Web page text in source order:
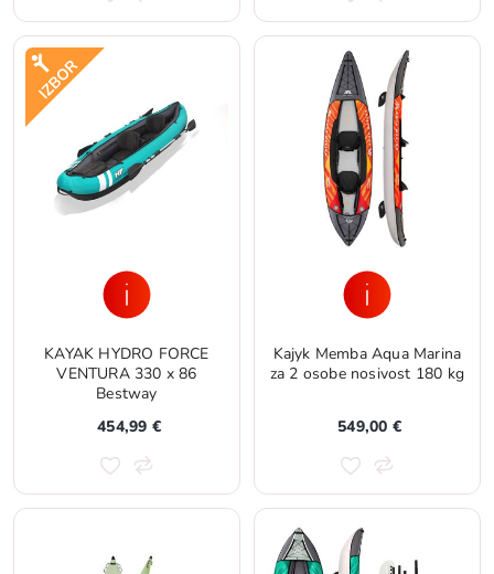
KAYAK HYDRO FORCE
VENTURA 330 x 86
Bestway
454,99 €
Kajyk Memba Aqua Marina
za 2 osobe nosivost 180 kg
549,00 €